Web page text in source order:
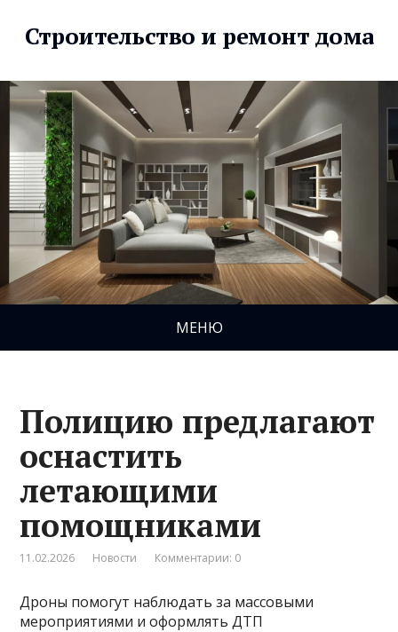
Строительство и ремонт дома
МЕНЮ
Полицию предлагают
оснастить
летающими
помощниками
11.02.2026 Новости Комментарии: 0
Дроны помогут наблюдать за массовыми
мероприятиями и оформлять ДТП